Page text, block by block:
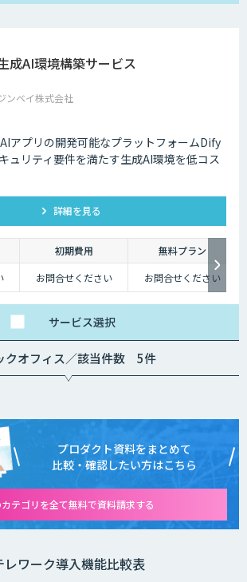
成AI環境構築サービス
ンベイ株式会社
アプリの開発可能なプラットフォームDify
ュリティ要件を満たす生成AI環境を低コス
詳細を見る
初期費用
無料プラン
お問合せください お問合せください
サービス選択
クオフィス／該当件数 5件
プロダクト資料をまとめて
比較・確認したい方はこちら
カテゴリを全て無料で資料請求する
レワーク導入機能比較表